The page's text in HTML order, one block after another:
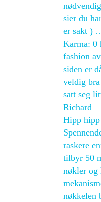
sier du
er sakt )
Karma: 0
fashion
siden er
veldig
satt seg
Richard
Hipp
raskere
tilbyr 50
nøkler og
nøkkelen